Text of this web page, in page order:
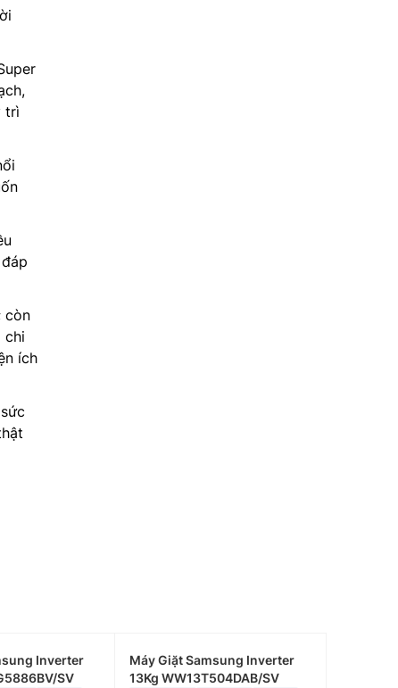
trì
còn
chi
ích
Inverter
SV
Máy Giặt Samsung Inverter
13Kg WW13T504DAB/SV